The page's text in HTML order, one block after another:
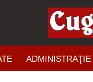
ADMINISTRAŢIE